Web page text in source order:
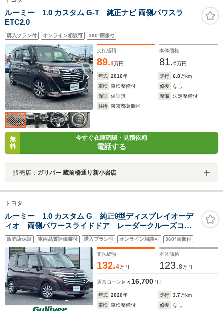
ルーミー 1.0 カスタム G-T 純正ナビ 両側パワスラ
ETC2.0
購入プラン付 オンライン相談可 360°画像付
支払総額
89.8万円
本体価格
81.6万円
年式 2016年 走行 6.8万km
車検
車検整備付 修復
なし
保証
保証無 整備
法定整備付
住所
東京都葛飾区
無
料
今すぐ在庫確認・見積依頼
電話する
販売店： ガリバー 蔵前橋通り新小岩店
トヨタ
ルーミー 1.0 カスタム G 純正9型ディスプレイオーデ
ィオ 両側パワースライドドア レーダークルーズコン
トロール シートヒーター バックカメラ 純正アルミ
ホイール ETC LEDヘッドライト レーンキープアシ
スト 衝突軽減
販売店保証 車両品質評価書付 購入プラン付 オンライン相談可 360°画像付
支払総額
132.4万円
本体価格
123.8万円
通常ローン 月々16,700円
年式 2020年 走行 3.7万km
車検
車検整備付 修復
なし